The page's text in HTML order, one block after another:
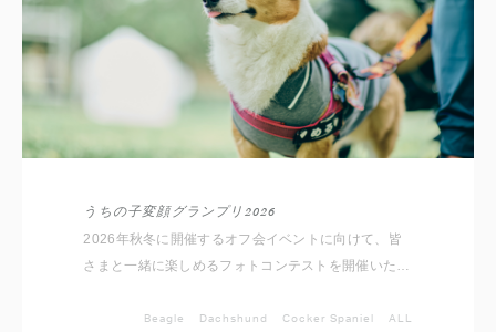
うちの子変顔グランプリ2026
2026年秋冬に開催するオフ会イベントに向けて、皆
さまと一緒に楽しめるフォトコンテストを開催いたし
を撮影して、指定のハッシュタグと対象犬種アカウン
Beagle Dachshund Cocker Spaniel ALL